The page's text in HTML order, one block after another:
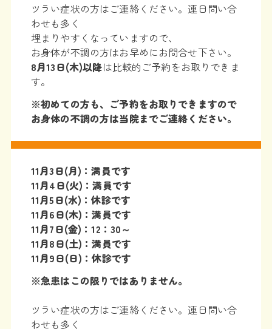
ツラい症状の方はご連絡ください。連日問い合
わせも多く
埋まりやすくなっていますので、
お身体が不調の方はお早めにお問合せ下さい。
8月13日(木)以降は比較的ご予約をお取りできま
す。
※初めての方も、ご予約をお取りできますので
お身体の不調の方は当院までご連絡ください。
11月3日(月)：満員です
11月4日(火)：満員です
11月5日(水)：休診です
11月6日(木)：満員です
11月7日(金)：12：30～
11月8日(土)：満員です
11月9日(日)：休診です
※急患はこの限りではありません。
ツラい症状の方はご連絡ください。連日問い合
わせも多く